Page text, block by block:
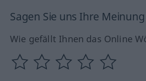
Sagen Sie uns Ihre
Wie gefällt Ihnen das Online